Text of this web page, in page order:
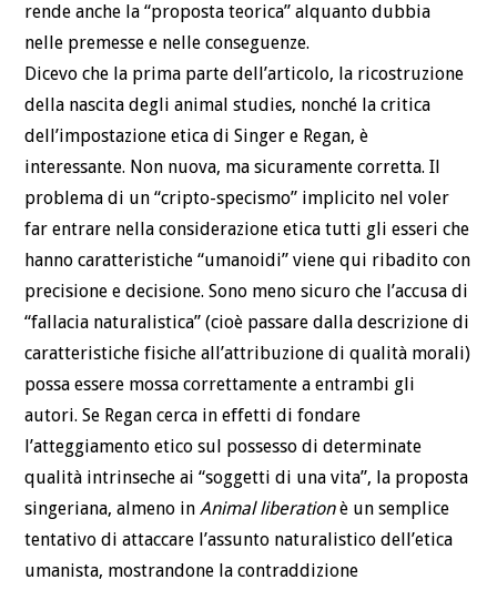
rende anche la “proposta teorica” alquanto dubbia
nelle premesse e nelle conseguenze.
Dicevo che la prima parte dell’articolo, la ricostruzione
della nascita degli animal studies, nonché la critica
dell’impostazione etica di Singer e Regan, è
interessante. Non nuova, ma sicuramente corretta. Il
problema di un “cripto-specismo” implicito nel voler
far entrare nella considerazione etica tutti gli esseri che
hanno caratteristiche “umanoidi” viene qui ribadito con
precisione e decisione. Sono meno sicuro che l’accusa di
“fallacia naturalistica” (cioè passare dalla descrizione di
caratteristiche fisiche all’attribuzione di qualità morali)
possa essere mossa correttamente a entrambi gli
autori. Se Regan cerca in effetti di fondare
l’atteggiamento etico sul possesso di determinate
qualità intrinseche ai “soggetti di una vita”, la proposta
singeriana, almeno inAnimal liberationè un semplice
tentativo di attaccare l’assunto naturalistico dell’etica
umanista, mostrandone la contraddizione